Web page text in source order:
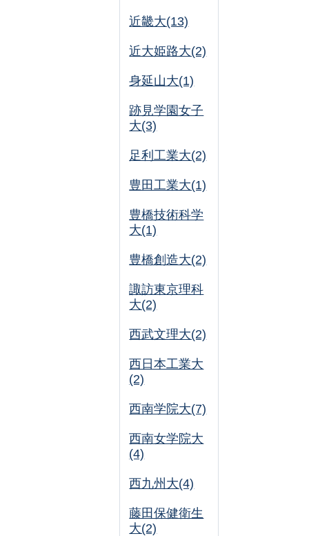
近畿大(13)
近大姫路大(2)
身延山大(1)
跡見学園女子
大(3)
足利工業大(2)
豊田工業大(1)
豊橋技術科学
大(1)
豊橋創造大(2)
諏訪東京理科
大(2)
西武文理大(2)
西日本工業大
(2)
西南学院大(7)
西南女学院大
(4)
西九州大(4)
藤田保健衛生
大(2)